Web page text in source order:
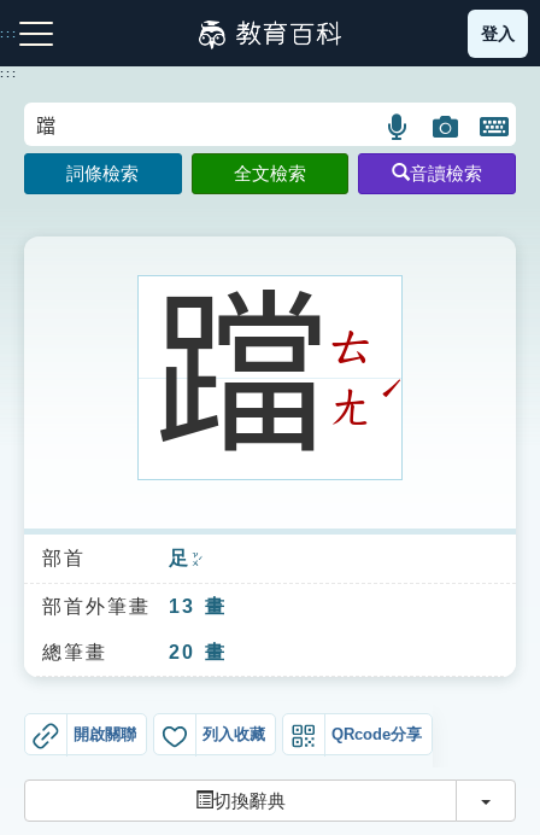
到
主
:::
注音索引圖示 筆畫索引圖示 部首索引表圖示
索引選單
知識索引
單字索引
登入
:::
語
言
搜
示
圖
片
搜
開
鍵
圖
詞條檢索 全文檢索 音讀檢索
𨆉ㄊ
ㄤˊ
部首 足 ㄗㄨˊ
部首外筆畫 13 畫
總筆畫 20 畫
開啟關聯 列入收藏 QRcode分享
切換辭典 切換